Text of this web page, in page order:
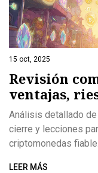
15 oct, 2025
Revisión
ventajas,
exchange
Análisis detallado
cierre y lecciones
criptomonedas fiable.
LEER MÁS